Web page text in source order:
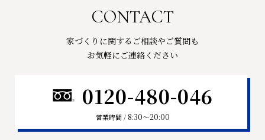
CONTACT
家づくりに関するご相談やご質問も
お気軽にご連絡ください
0120-480-046
営業時間 / 8:30〜20:00